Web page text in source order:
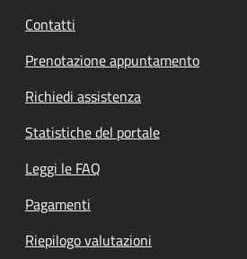
Contatti
Prenotazione appuntamento
Richiedi assistenza
Statistiche del portale
Leggi le FAQ
Pagamenti
Riepilogo valutazioni